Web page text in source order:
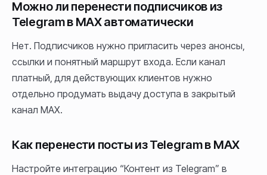
Можно ли перенести подписчиков из
Telegram в MAX автоматически
Нет. Подписчиков нужно пригласить через анонсы,
ссылки и понятный маршрут входа. Если канал
платный, для действующих клиентов нужно
отдельно продумать выдачу доступа в закрытый
канал MAX.
Как перенести посты из Telegram в MAX
Настройте интеграцию “Контент из Telegram” в